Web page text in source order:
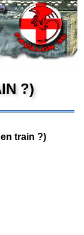
?)
train ?)